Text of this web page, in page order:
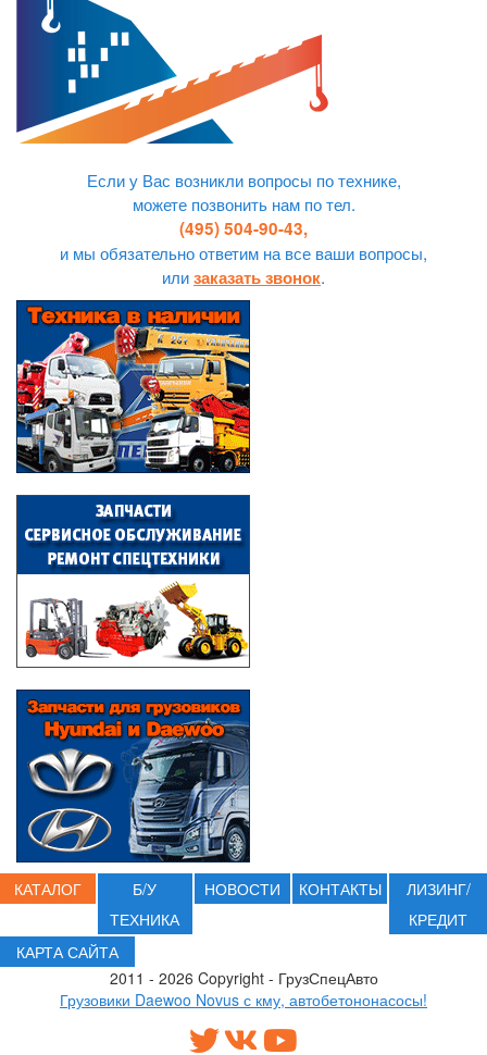
Если у Вас возникли вопросы по технике,
можете позвонить нам по тел.
(495) 504-90-43,
и мы обязательно ответим на все ваши вопросы,
илизаказать звонок.
КАТАЛОГ
Б/У
ТЕХНИКА
НОВОСТИ КОНТАКТЫ
ЛИЗИНГ/
КРЕДИТ
КАРТА САЙТА
2011 - 2026 Copyright - ГрузСпецАвто
Грузовики Daewoo Novus с кму, автобетононасосы!